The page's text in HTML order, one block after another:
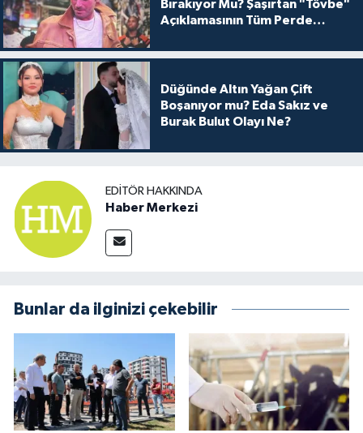
Bırakıyor Mu? Şaşırtan "Tövbe"
Açıklamasının Tüm Perde
Düğünde Altın Yağan Çift
Boşanıyor mu? Eda Sakız ve
Burak Bulut Olayı Ne?
EDITÖR HAKKINDA
Haber Merkezi
Bunlar da ilginizi çekebilir